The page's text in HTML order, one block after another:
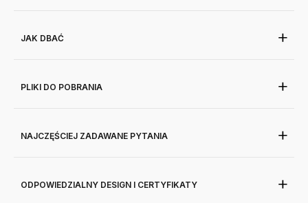
JAK DBAĆ
PLIKI DO POBRANIA
NAJCZĘŚCIEJ ZADAWANE PYTANIA
ODPOWIEDZIALNY DESIGN I CERTYFIKATY